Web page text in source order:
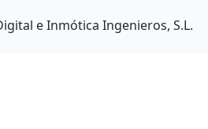
e Inmótica Ingenieros, S.L.